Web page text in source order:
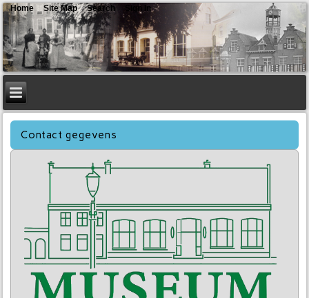
Contact gegevens
Home Site Map Search Sign In